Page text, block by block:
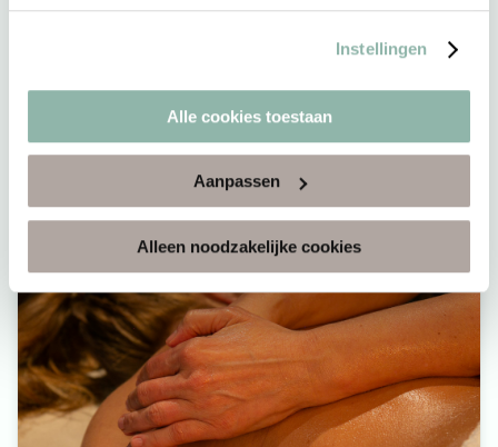
Instellingen
Alle cookies toestaan
Aanpassen
Alleen noodzakelijke cookies
Arrangementen
Meer informatie